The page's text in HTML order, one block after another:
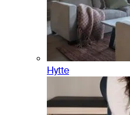
Hytte